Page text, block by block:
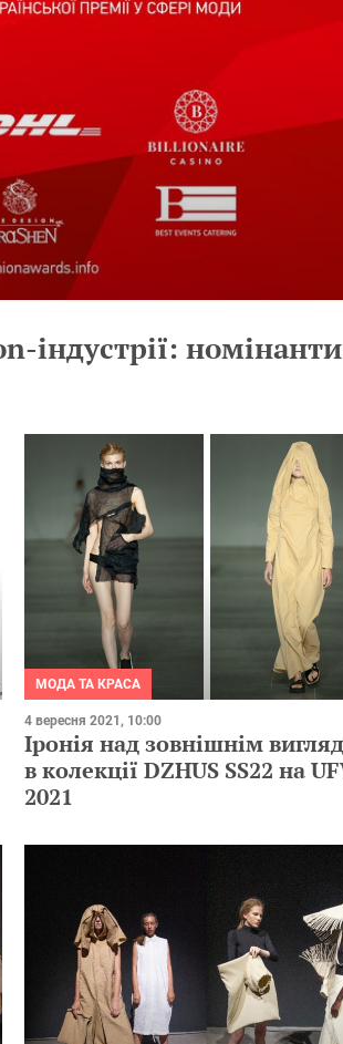
індустрії: номінанти
МОДА ТА КРАСА
4 вересня 2021, 10:00
Іронія над зовнішнім
в колекції DZHUS SS22 на
2021